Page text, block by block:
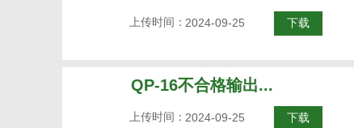
2024-09-25
上传时间： 下载
QP-16不合格输出...
2024-09-25
上传时间： 下载